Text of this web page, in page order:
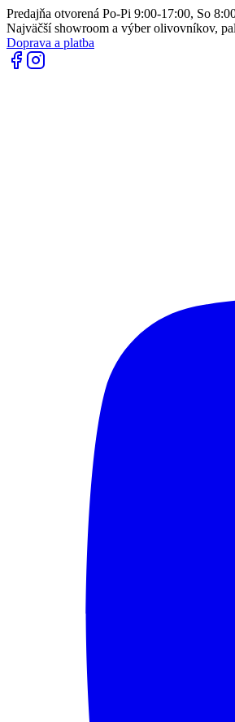
Predajňa otvorená Po-Pi 9:00-17:00, So
Najväčší showroom a výber olivovníkov,
Doprava a platba